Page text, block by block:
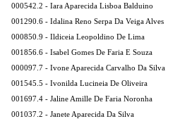
000542.2 - Iara Aparecida Lisboa Balduino
001290.6 - Idalina Reno Serpa Da Veiga Alves
000850.9 - Ildiceia Leopoldino De Lima
001856.6 - Isabel Gomes De Faria E Souza
000097.7 - Ivone Aparecida Carvalho Da Silva
001545.5 - Ivonilda Lucineia De Oliveira
001697.4 - Jaline Amille De Faria Noronha
001037.2 - Janete Aparecida Da Silva